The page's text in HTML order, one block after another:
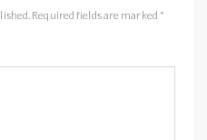
Required fields are marked *